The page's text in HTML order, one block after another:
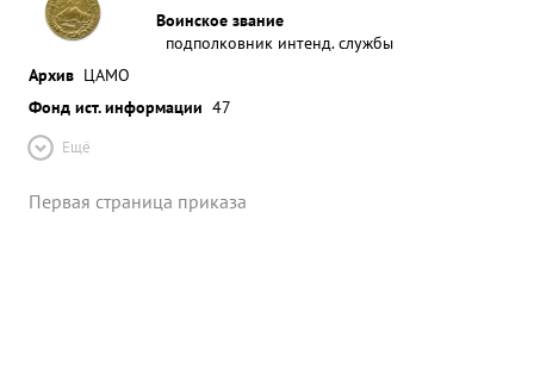
Воинское звание
подполковник интенд. службы
Архив ЦАМО
Фонд ист. информации 47
Ещё
Первая страница приказа